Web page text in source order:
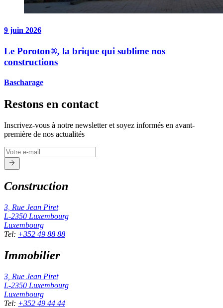
9 juin 2026
Le Poroton®, la brique qui sublime nos
constructions
Bascharage
Restons en contact
Inscrivez-vous à notre newsletter et soyez informés en avant-
première de nos actualités
Construction
3, Rue Jean Piret
L-2350 Luxembourg
Luxembourg
Tel: +352 49 88 88
Immobilier
3, Rue Jean Piret
L-2350 Luxembourg
Luxembourg
Tel: +352 49 44 44